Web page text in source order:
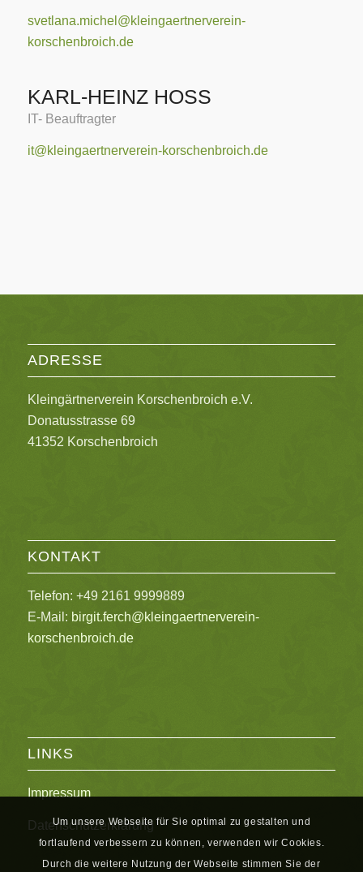
svetlana.michel@kleingaertnerverein-
korschenbroich.de
KARL-HEINZ HOSS
IT- Beauftragter
it@kleingaertnerverein-korschenbroich.de
ADRESSE
Kleingärtnerverein Korschenbroich e.V.
Donatusstrasse 69
41352 Korschenbroich
KONTAKT
Telefon: +49 2161 9999889
E-Mail: birgit.ferch@kleingaertnerverein-
korschenbroich.de
LINKS
Impressum
Datenschutzerklärung
Um unsere Webseite für Sie optimal zu gestalten und
fortlaufend verbessern zu können, verwenden wir Cookies.
Durch die weitere Nutzung der Webseite stimmen Sie der